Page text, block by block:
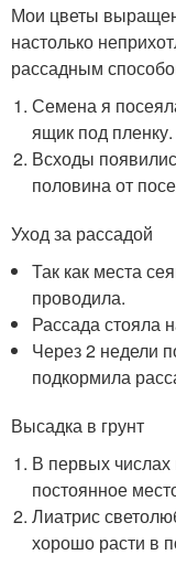
Мои цветы
настолько
рассадным
Семена я
ящик под пленку.
Всходы
половина от
Уход за рассадой
Так как места
проводила.
Рассада стояла
Через 2 недели
подкормила
Высадка в грунт
В первых
постоянное
Лиатрис
хорошо расти в